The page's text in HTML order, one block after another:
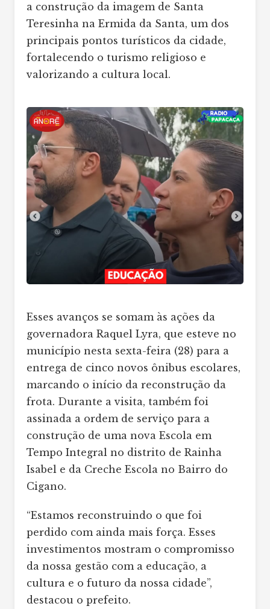
a construção da imagem de Santa
Teresinha na Ermida da Santa, um dos
principais pontos turísticos da cidade,
fortalecendo o turismo religioso e
valorizando a cultura local.
Esses avanços se somam às ações da
governadora Raquel Lyra, que esteve no
município nesta sexta-feira (28) para a
entrega de cinco novos ônibus escolares,
marcando o início da reconstrução da
frota. Durante a visita, também foi
assinada a ordem de serviço para a
construção de uma nova Escola em
Tempo Integral no distrito de Rainha
Isabel e da Creche Escola no Bairro do
Cigano.
“Estamos reconstruindo o que foi
perdido com ainda mais força. Esses
investimentos mostram o compromisso
da nossa gestão com a educação, a
cultura e o futuro da nossa cidade”,
destacou o prefeito.